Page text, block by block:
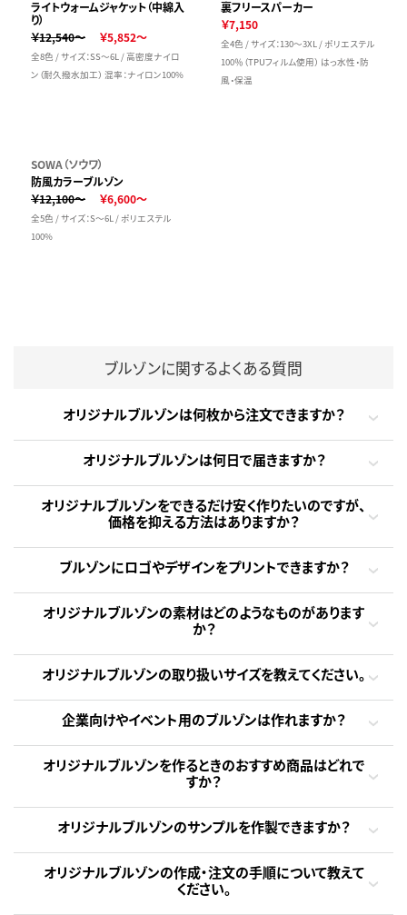
ライトウォームジャケット（中綿入
り）
￥12,540～
￥5,852～
全8色 / サイズ：SS～6L / 高密度ナイロ
ン（耐久撥水加工） 混率：ナイロン100%
裏フリースパーカー
￥7,150
全4色 / サイズ：130～3XL / ポリエステル
100％（TPUフィルム使用） はっ水性・防
風・保温
SOWA（ソウワ）
防風カラーブルゾン
￥12,100～
￥6,600～
全5色 / サイズ：S～6L / ポリエステル
100%
ブルゾンに関するよくある質問
オリジナルブルゾンは何枚から注文できますか？
オリジナルブルゾンは何日で届きますか？
オリジナルブルゾンをできるだけ安く作りたいのですが、
価格を抑える方法はありますか？
ブルゾンにロゴやデザインをプリントできますか？
オリジナルブルゾンの素材はどのようなものがあります
か？
オリジナルブルゾンの取り扱いサイズを教えてください。
企業向けやイベント用のブルゾンは作れますか？
オリジナルブルゾンを作るときのおすすめ商品はどれで
すか？
オリジナルブルゾンのサンプルを作製できますか？
オリジナルブルゾンの作成・注文の手順について教えて
ください。